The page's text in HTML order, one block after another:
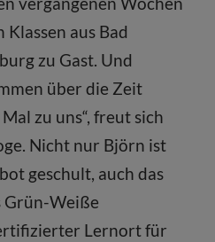
aus Bad
zu Gast. Und
über die Zeit
zu uns“, freut sich
Nicht nur Björn ist
geschult, auch das
Grün-Weiße
Lernort für